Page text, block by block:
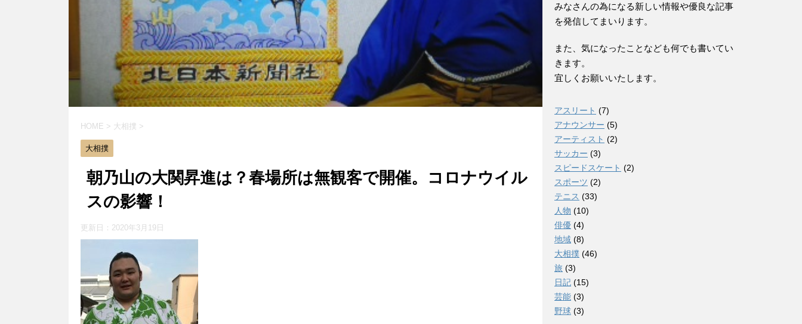
HOME > 大相撲 >
大相撲
朝乃山の大関昇進は？春場所は無観客で開催。コロナウイル
スの影響！
更新日： 2020年3月19日
みなさんの為になる新しい情報や優良な記事
を発信してまいります。
また、気になったことなども何でも書いてい
きます。
宜しくお願いいたします。
アスリート (7)
アナウンサー (5)
アーティスト (2)
サッカー (3)
スピードスケート (2)
スポーツ (2)
テニス (33)
人物 (10)
俳優 (4)
地域 (8)
大相撲 (46)
旅 (3)
日記 (15)
芸能 (3)
野球 (3)